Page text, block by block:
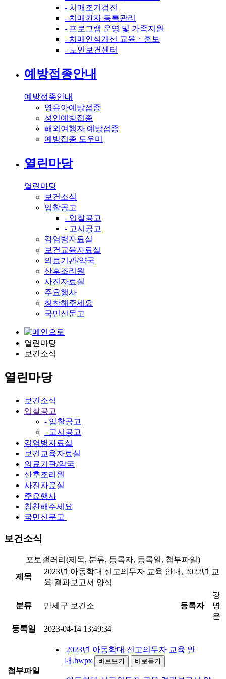
- 치매조기검진
- 치매환자 등록관리
- 프로그램 운영 및 가족지원
- 치매인식개선 교육ㆍ홍보
- 노인보건센터
예방접종안내
예방접종안내
영유아예방접종
성인예방접종
해외여행자 예방접종
예방접종 도우미
열린마당
열린마당
보건소식
입찰공고
- 입찰공고
- 고시공고
감염병자료실
보건교육자료실
의료기관/약국
산후조리원
사진자료실
주요행사
칭찬해주세요
국민신문고
열린마당
보건소식
열린마당
보건소식
입찰공고
- 입찰공고
- 고시공고
감염병자료실
보건교육자료실
의료기관/약국
산후조리원
사진자료실
주요행사
칭찬해주세요
국민신문고
보건소식
포토갤러리(제목, 분류, 등록자, 등록일, 첨부파일)
제목
2023년 아동학대 신고의무자 교육 안내, 2022년 교
육 결과보고서 양식
분류 만세구 보건소 등록자
강
병
은
등록일
2023-04-14 13:49:34
첨부파일
2023년 아동학대 신고의무자 교육 안
내.hwpx
바로보기 바로듣기